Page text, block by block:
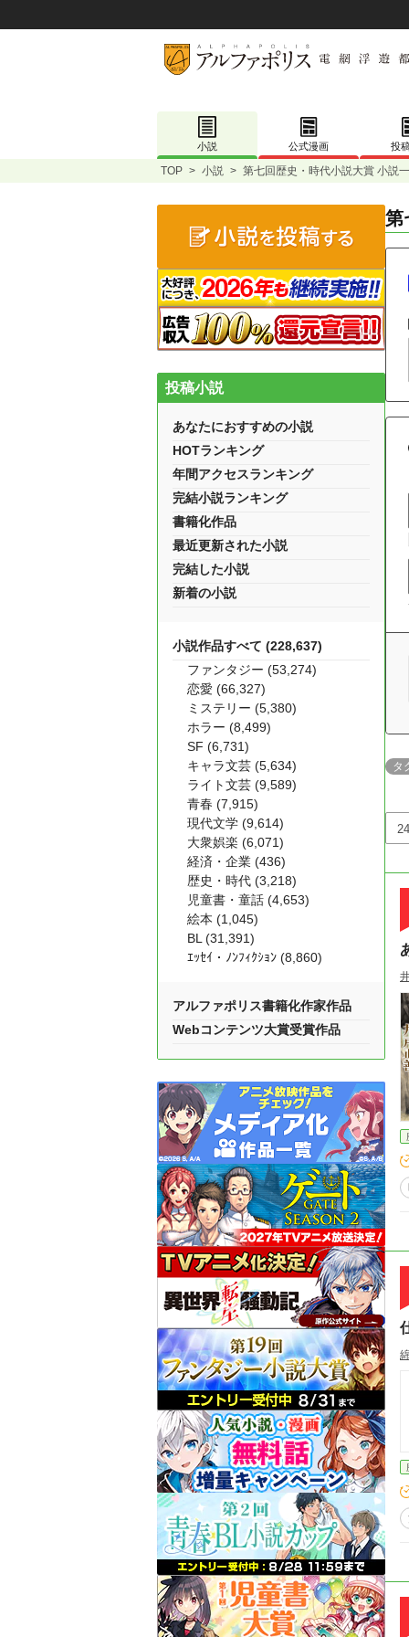
小説 公式漫画 投
TOP > 小説 > 第七回歴史・時代小説大賞 小説
第
タ
投稿小説
あなたにおすすめの小説
HOTランキング
年間アクセスランキング
完結小説ランキング
書籍化作品
最近更新された小説
完結した小説
新着の小説
小説作品すべて (228,637)
ファンタジー (53,274)
恋愛 (66,327)
ミステリー (5,380)
ホラー (8,499)
SF (6,731)
キャラ文芸 (5,634)
ライト文芸 (9,589)
青春 (7,915)
現代文学 (9,614)
大衆娯楽 (6,071)
経済・企業 (436)
歴史・時代 (3,218)
児童書・童話 (4,653)
絵本 (1,045)
BL (31,391)
ｴｯｾｲ・ﾉﾝﾌｨｸｼｮﾝ (8,860)
アルファポリス書籍化作家作品
Webコンテンツ大賞受賞作品